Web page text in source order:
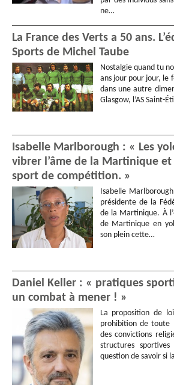
ne…
La France des Verts a 50 ans.
Sports de Michel Taube
Nostalgie quand tu
ans jour pour jour, le
dans une autre
Glasgow, l’AS Saint-
Isabelle Marlborough : « Les
vibrer l’âme de la Martinique
sport de compétition. »
Isabelle
présidente de la
de la Martinique. À
de Martinique en
son plein cette…
Daniel Keller : « pratiques
un combat à mener ! »
La proposition de
prohibition de toute
des convictions
structures
question de savoir si